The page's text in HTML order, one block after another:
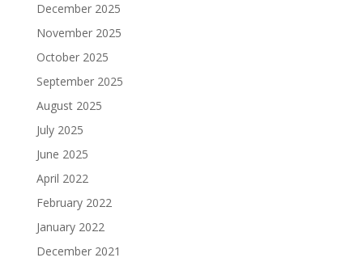
December 2025
November 2025
October 2025
September 2025
August 2025
July 2025
June 2025
April 2022
February 2022
January 2022
December 2021